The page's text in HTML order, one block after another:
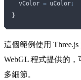
  vColor
= uColor ;
}
這個範例使用
WebGL 程式提供的
多細節。